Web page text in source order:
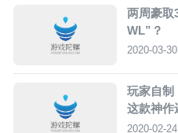
两周豪取
WL”？
2020-03-
玩家自制
这款神作
2020-02-